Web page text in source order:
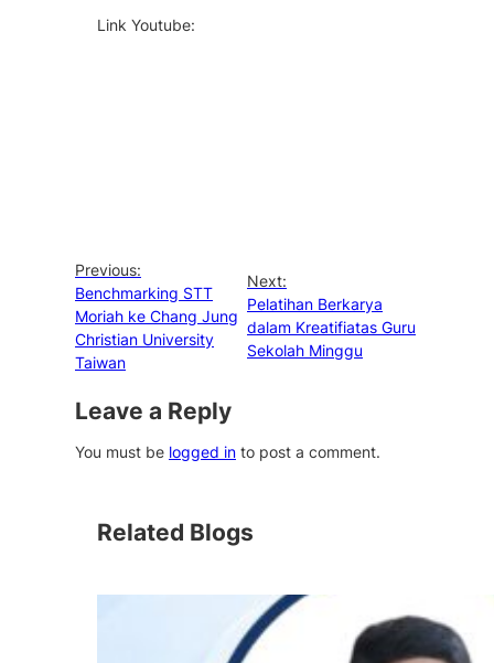
Link Youtube:
Previous:
Benchmarking STT
Moriah ke Chang Jung
Christian University
Taiwan
Next:
Pelatihan Berkarya
dalam Kreatifiatas Guru
Sekolah Minggu
Leave a Reply
You must be logged in to post a comment.
Related Blogs